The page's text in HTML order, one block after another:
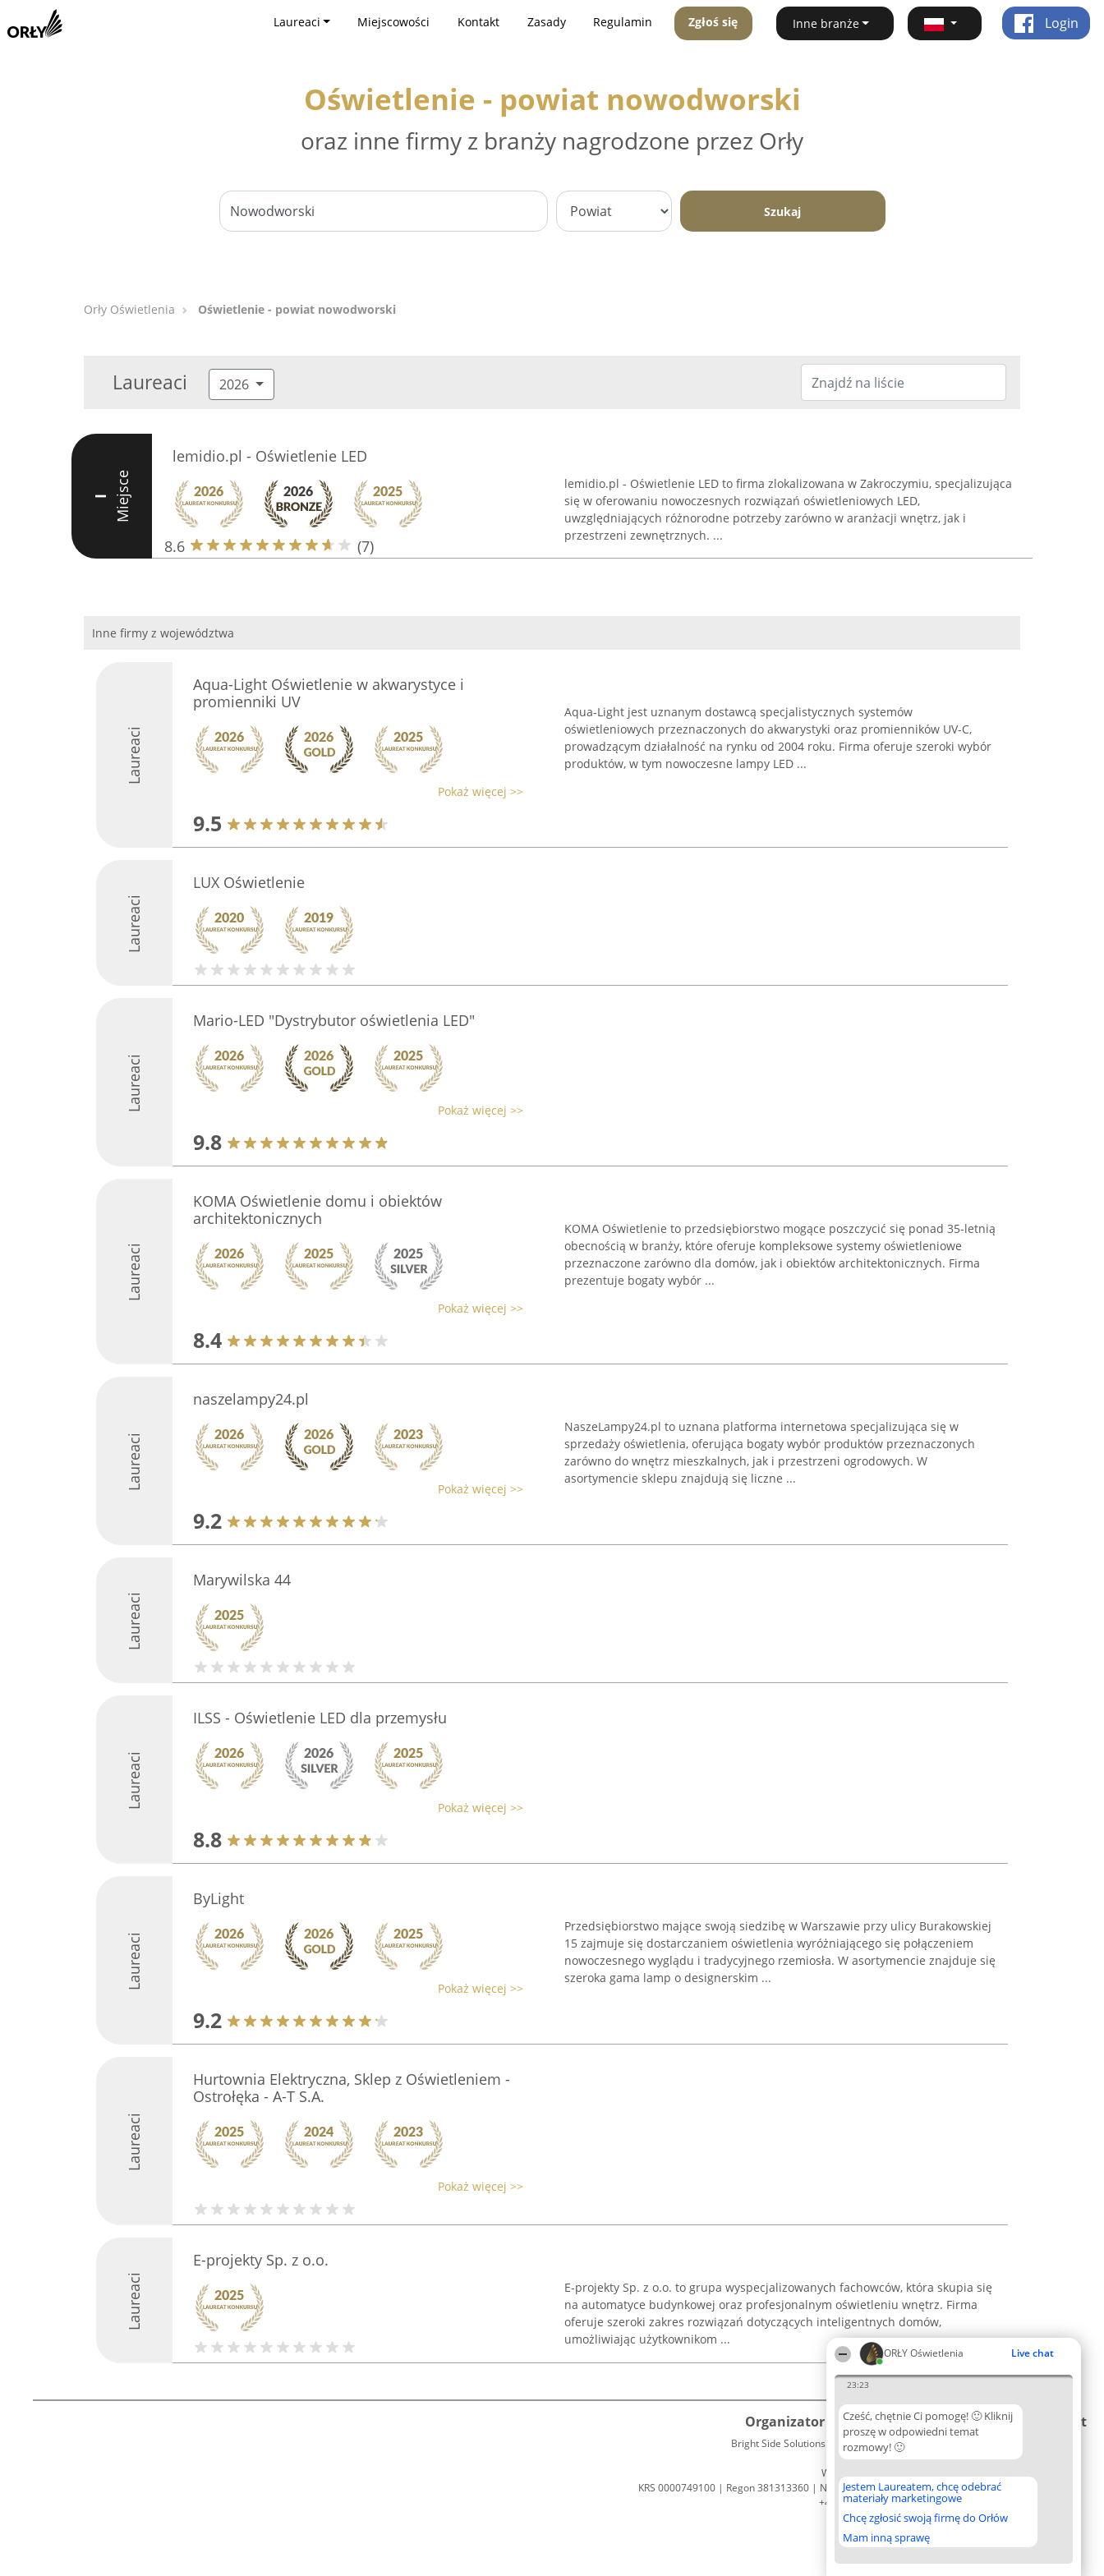
ORŁY Oświetlenia Live chat
23:23
Cześć, chętnie Ci pomogę! 🙂 Kliknij
proszę w odpowiedni temat
rozmowy! 🙂
Jestem Laureatem, chcę odebrać
materiały marketingowe
Chcę zgłosić swoją firmę do Orłów
Mam inną sprawę
Laureaci Miejscowości Kontakt Zasady Regulamin Zgłoś się Inne branże Login
Oświetlenie - powiat nowodworski
oraz inne firmy z branży nagrodzone przez Orły
Szukaj
Orły Oświetlenia Oświetlenie - powiat nowodworski
Laureaci 2026
I Miejsce
lemidio.pl - Oświetlenie LED
8.6 (7)
lemidio.pl - Oświetlenie LED to firma zlokalizowana w Zakroczymiu, specjalizująca
się w oferowaniu nowoczesnych rozwiązań oświetleniowych LED,
uwzględniających różnorodne potrzeby zarówno w aranżacji wnętrz, jak i
przestrzeni zewnętrznych. ...
Inne firmy z województwa
Laureaci
Aqua-Light Oświetlenie w akwarystyce i
promienniki UV
Pokaż więcej >>
9.5
Aqua-Light jest uznanym dostawcą specjalistycznych systemów
oświetleniowych przeznaczonych do akwarystyki oraz promienników UV-C,
prowadzącym działalność na rynku od 2004 roku. Firma oferuje szeroki wybór
produktów, w tym nowoczesne lampy LED ...
Laureaci
LUX Oświetlenie
Laureaci
Mario-LED "Dystrybutor oświetlenia LED"
Pokaż więcej >>
9.8
Laureaci
KOMA Oświetlenie domu i obiektów
architektonicznych
Pokaż więcej >>
8.4
KOMA Oświetlenie to przedsiębiorstwo mogące poszczycić się ponad 35-letnią
obecnością w branży, które oferuje kompleksowe systemy oświetleniowe
przeznaczone zarówno dla domów, jak i obiektów architektonicznych. Firma
prezentuje bogaty wybór ...
Laureaci
naszelampy24.pl
Pokaż więcej >>
9.2
NaszeLampy24.pl to uznana platforma internetowa specjalizująca się w
sprzedaży oświetlenia, oferująca bogaty wybór produktów przeznaczonych
zarówno do wnętrz mieszkalnych, jak i przestrzeni ogrodowych. W
asortymencie sklepu znajdują się liczne ...
Laureaci
Marywilska 44
Laureaci
ILSS - Oświetlenie LED dla przemysłu
Pokaż więcej >>
8.8
Laureaci
ByLight
Pokaż więcej >>
9.2
Przedsiębiorstwo mające swoją siedzibę w Warszawie przy ulicy Burakowskiej
15 zajmuje się dostarczaniem oświetlenia wyróżniającego się połączeniem
nowoczesnego wyglądu i tradycyjnego rzemiosła. W asortymencie znajduje się
szeroka gama lamp o designerskim ...
Laureaci
Hurtownia Elektryczna, Sklep z Oświetleniem -
Ostrołęka - A-T S.A.
Pokaż więcej >>
Laureaci
E-projekty Sp. z o.o.
E-projekty Sp. z o.o. to grupa wyspecjalizowanych fachowców, która skupia się
na automatyce budynkowej oraz profesjonalnym oświetleniu wnętrz. Firma
oferuje szeroki zakres rozwiązań dotyczących inteligentnych domów,
umożliwiając użytkownikom ...
Organizator plebiscytu
Bright Side Solutions sp. z o. o. sp. k.
ul. Ruska 22
Wrocław 50-079
KRS 0000749100 | Regon 381313360 | NIP 8943132676
+48 508 492 400
Plebiscyt
Lista
Laureatów
Zasady
Regulamin
Prywatności
Kontakt